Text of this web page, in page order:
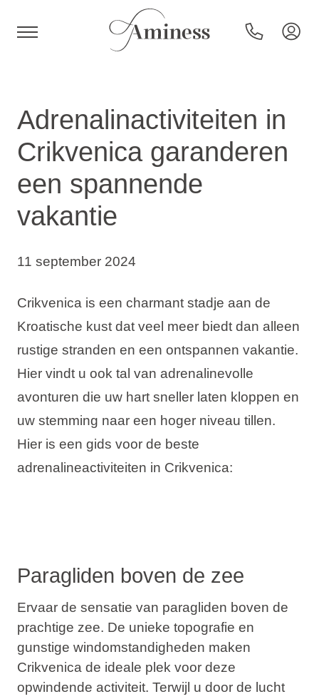
Hotels en resorts
Campings
Speciale aanbiedingen
Bestemmingen
Vakantietypes
Merken
Ami Loyalty programma
Adrenalinactiviteiten in
Crikvenica garanderen
een spannende
vakantie
11 september 2024
Crikvenica is een charmant stadje aan de
Kroatische kust dat veel meer biedt dan alleen
rustige stranden en een ontspannen vakantie.
Hier vindt u ook tal van adrenalinevolle
avonturen die uw hart sneller laten kloppen en
uw stemming naar een hoger niveau tillen.
Hier is een gids voor de beste
adrenalineactiviteiten in Crikvenica:
Paragliden boven de zee
Ervaar de sensatie van paragliden boven de
prachtige zee. De unieke topografie en
gunstige windomstandigheden maken
Crikvenica de ideale plek voor deze
opwindende activiteit. Terwijl u door de lucht